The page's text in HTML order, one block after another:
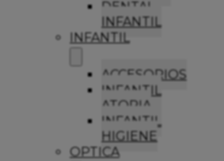
DENTAL
INFANTIL
INFANTIL
ACCESORIOS
INFANTIL
ATOPIA
INFANTIL
HIGIENE
OPTICA